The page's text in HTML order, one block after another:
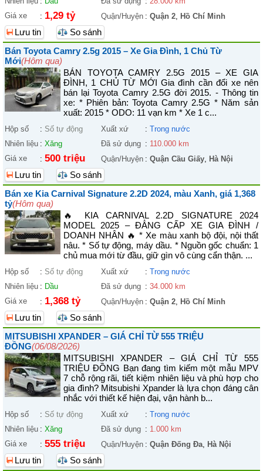
Giá xe
: 1,29 tỷ Quận/Huyện : Quận 2, Hồ Chí Minh
Lưu tin
So sánh
Bán Toyota Camry 2.5g 2015 – Xe Gia Đình, 1 Chủ Từ
Mới(Hôm qua)
BÁN TOYOTA CAMRY 2.5G 2015 – XE GIA
ĐÌNH, 1 CHỦ TỪ MỚI Gia đình cần đổi xe nên
bán lại Toyota Camry 2.5G đời 2015. - Thông tin
xe: * Phiên bản: Toyota Camry 2.5G * Năm sản
xuất: 2015 * ODO: 11 vạn km * Xe 1 c...
Hộp số : Số tự động Xuất xứ : Trong nước
Nhiên liệu : Xăng Đã sử dụng : 110.000 km
Giá xe
: 500 triệu Quận/Huyện : Quận Cầu Giấy, Hà Nội
Lưu tin
So sánh
Bán xe Kia Carnival Signature 2.2D 2024, màu Xanh, giá 1,368
tỷ(Hôm qua)
🔥 KIA CARNIVAL 2.2D SIGNATURE 2024
MODEL 2025 – ĐẲNG CẤP XE GIA ĐÌNH /
DOANH NHÂN 🔥 * Xe màu xanh bộ đội, nội thất
nâu. * Số tự động, máy dầu. * Nguồn gốc chuẩn: 1
chủ mua mới từ đầu, giữ gìn vô cùng cẩn thận. ...
Hộp số : Số tự động Xuất xứ : Trong nước
Nhiên liệu : Dầu Đã sử dụng : 34.000 km
Giá xe
: 1,368 tỷ Quận/Huyện : Quận 2, Hồ Chí Minh
Lưu tin
So sánh
MITSUBISHI XPANDER – GIÁ CHỈ TỪ 555 TRIỆU
ĐỒNG(06/08/2026)
MITSUBISHI XPANDER – GIÁ CHỈ TỪ 555
TRIỆU ĐỒNG Bạn đang tìm kiếm một mẫu MPV
7 chỗ rộng rãi, tiết kiệm nhiên liệu và phù hợp cho
gia đình? Mitsubishi Xpander là lựa chọn đáng cân
nhắc với thiết kế hiện đại, vận hành b...
Hộp số : Số tự động Xuất xứ : Trong nước
Nhiên liệu : Xăng Đã sử dụng : 1.000 km
Giá xe
: 555 triệu Quận/Huyện : Quận Đống Đa, Hà Nội
Lưu tin So sánh